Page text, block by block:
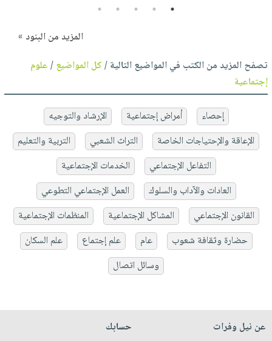
1
2
3
4
5
المزيد من البنود »
تصفح المزيد من الكتب في المواضيع التالية /كل المواضيع/علوم
إجتماعية
إحصاء أمراض إجتماعية
الإرشاد والتوجيه
الإعاقة والإحتياجات الخاصة
التراث الشعبي
التربية والتعليم
التفاعل الإجتماعي
الخدمات الإجتماعية
العادات والآداب والسلوك
العمل الإجتماعي التطوعي
القانون الإجتماعي
المشاكل الإجتماعية
المنظمات الإجتماعية
حضارة وثقافة شعوب
عام علم إجتماع
علم السكان
وسائل اتصال
عن نيل وفرات
حسابك